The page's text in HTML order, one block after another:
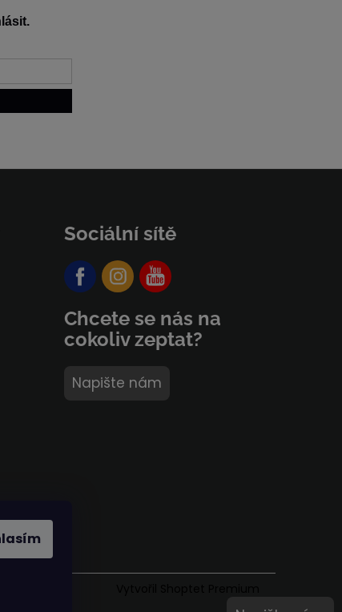
Sociální sítě
Chcete se nás na
cokoliv zeptat?
Napište nám